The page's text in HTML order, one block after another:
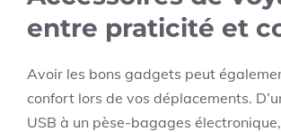
entre praticité et
Avoir les bons gadgets peut
confort lors de vos déplacements.
USB à un pèse-bagages